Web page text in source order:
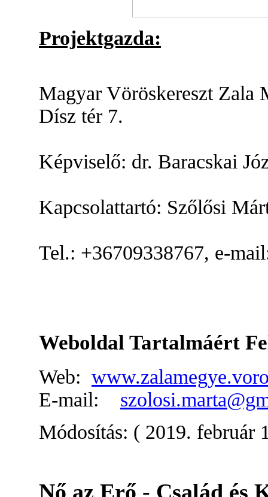
Projektgazda:
Magyar Vöröskereszt Zala
Dísz tér 7.
Képviselő: dr. Baracskai
Kapcsolattartó: Szőlősi
Tel.: +36709338767, e-
Weboldal Tartalmáért
Web:
E-mail:
Módosítás: ( 2019. február
Nő az Erő - Család és